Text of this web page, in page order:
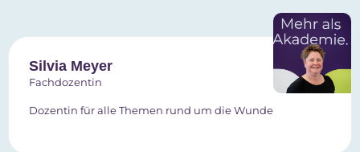
Silvia Meyer
Fachdozentin
Dozentin für alle Themen rund um die Wunde